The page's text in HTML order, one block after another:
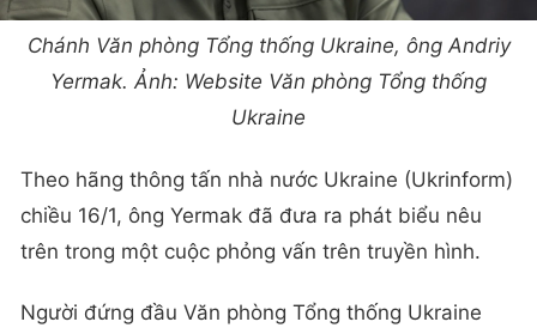
Chánh Văn phòng Tổng thống Ukraine, ông Andriy
Yermak. Ảnh: Website Văn phòng Tổng thống
Ukraine
Theo hãng thông tấn nhà nước Ukraine (Ukrinform)
chiều 16/1, ông Yermak đã đưa ra phát biểu nêu
trên trong một cuộc phỏng vấn trên truyền hình.
Người đứng đầu Văn phòng Tổng thống Ukraine